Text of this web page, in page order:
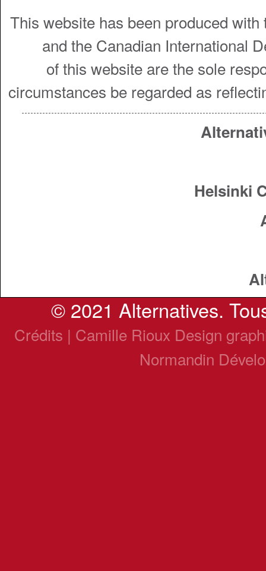
This website has been produced
and the Canadian International
of this website are the sole
circumstances be regarded as
Helsinki
© 2021 Alternatives.
Crédits | Camille Rioux Design
Normandin